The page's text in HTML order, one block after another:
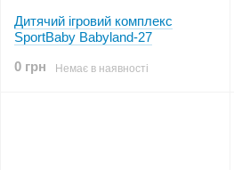
Дитячий ігровий комплекс
SportBaby Babyland-27
0 грн
Немає в наявності